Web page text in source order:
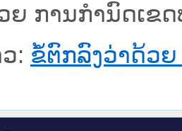
ຍ ການກຳນົດເຂ
: ຂໍ້ຕົກລົງວ່າດ້ວ